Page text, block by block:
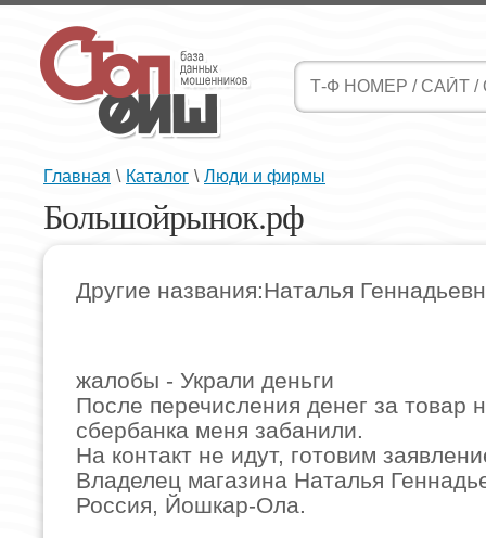
Главная \ Каталог \ Люди и фирмы
Большойрынок.рф
Другие названия:Наталья
жалобы - Украли деньги
После перечисления денег за товар
сбербанка меня забанили.
На контакт не идут, готовим
Владелец магазина Наталья
Россия, Йошкар-Ола.